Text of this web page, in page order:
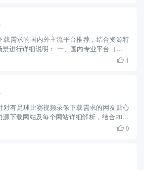
载需求的国内外主流平台推荐，结合资源特
进行详细说明： 一、国内专业平台（合法
期使用） 1. 麦豆录像网
 1
对有足球比赛视频录像下载需求的网友贴心
下载网站及每个网站详细解析，结合2025
特性，分为合法授权平台、专业下载社区、
 0